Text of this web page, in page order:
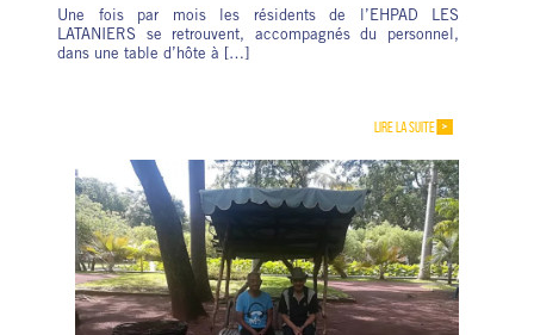
Une fois par mois les résidents de l’EHPAD LES
LATANIERS se retrouvent, accompagnés du personnel,
dans une table d’hôte à […]
LIRE LA SUITE